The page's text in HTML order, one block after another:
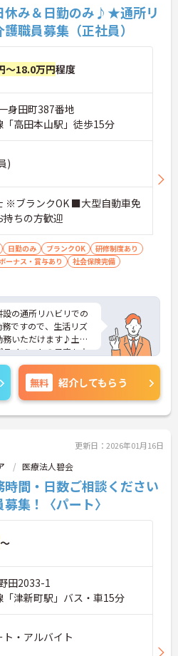
休み＆日勤のみ♪★通所リ
職員募集（正社員）
～18.0万円程度
身田町387番地
「高田本山駅」徒歩15分
)
※ブランクOK ■大型自動車免
ちの方歓迎
日勤のみ ブランクOK
研修制度あり
ボーナス・賞与あり
社会保険完備
の通所リハビリでの
ですので、生活リズ
務いただけます♪土日
イベートの予定も立
情報や面接のポイン
お問い合わせくださ
無料 紹介してもらう
更新日：2026年01月16日
医療法人碧会
時間・日数ご相談ください
集！〈パート〉
～
田2033-1
「津新町駅」バス・車15分
・アルバイト